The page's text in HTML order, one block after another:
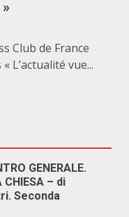
Club de France
L’actualité vue...
GENERALE.
CHIESA – di
Seconda